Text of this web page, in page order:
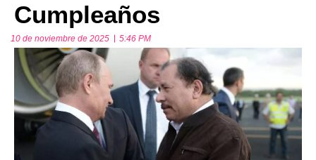
Cumpleaños
10 de noviembre de 2025 5:46 PM